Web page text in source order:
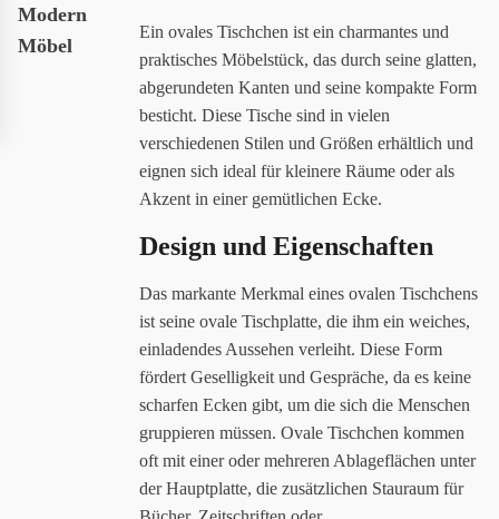
Modern
Möbel
Ein ovales Tischchen ist ein charmantes und
praktisches Möbelstück, das durch seine glatten,
abgerundeten Kanten und seine kompakte Form
besticht. Diese Tische sind in vielen
verschiedenen Stilen und Größen erhältlich und
eignen sich ideal für kleinere Räume oder als
Akzent in einer gemütlichen Ecke.
Design und Eigenschaften
Das markante Merkmal eines ovalen Tischchens
ist seine ovale Tischplatte, die ihm ein weiches,
einladendes Aussehen verleiht. Diese Form
fördert Geselligkeit und Gespräche, da es keine
scharfen Ecken gibt, um die sich die Menschen
gruppieren müssen. Ovale Tischchen kommen
oft mit einer oder mehreren Ablageflächen unter
der Hauptplatte, die zusätzlichen Stauraum für